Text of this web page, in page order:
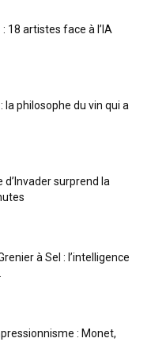
: 18 artistes face à l’IA
la philosophe du vin qui a
surprend la
à Sel : l’intelligence
: Monet,